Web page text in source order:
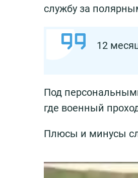
службу за
12
Под
где военный
Плюсы и минусы